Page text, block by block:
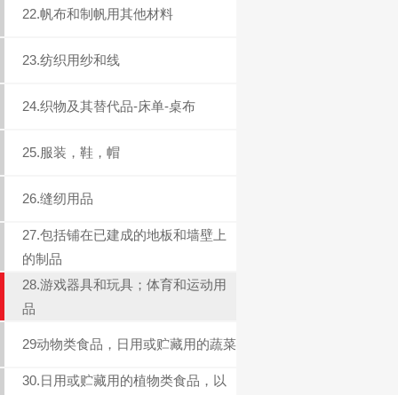
22.帆布和制帆用其他材料
23.纺织用纱和线
24.织物及其替代品-床单-桌布
25.服装，鞋，帽
26.缝纫用品
27.包括铺在已建成的地板和墙壁上
的制品
28.游戏器具和玩具；体育和运动用
品
29动物类食品，日用或贮藏用的蔬菜
30.日用或贮藏用的植物类食品，以